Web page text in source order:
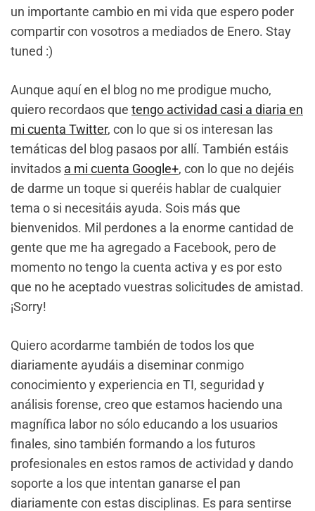
un importante cambio en mi vida que espero poder
compartir con vosotros a mediados de Enero. Stay
tuned :)
Aunque aquí en el blog no me prodigue mucho,
quiero recordaos que tengo actividad casi a diaria en
mi cuenta Twitter, con lo que si os interesan las
temáticas del blog pasaos por allí. También estáis
invitados a mi cuenta Google+, con lo que no dejéis
de darme un toque si queréis hablar de cualquier
tema o si necesitáis ayuda. Sois más que
bienvenidos. Mil perdones a la enorme cantidad de
gente que me ha agregado a Facebook, pero de
momento no tengo la cuenta activa y es por esto
que no he aceptado vuestras solicitudes de amistad.
¡Sorry!
Quiero acordarme también de todos los que
diariamente ayudáis a diseminar conmigo
conocimiento y experiencia en TI, seguridad y
análisis forense, creo que estamos haciendo una
magnífica labor no sólo educando a los usuarios
finales, sino también formando a los futuros
profesionales en estos ramos de actividad y dando
soporte a los que intentan ganarse el pan
diariamente con estas disciplinas. Es para sentirse